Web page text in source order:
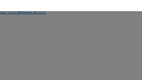
rrt-algorithm